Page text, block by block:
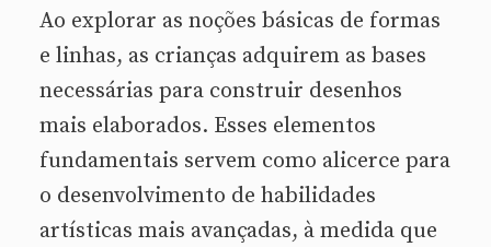
Ao explorar as noções básicas de formas
e linhas, as crianças adquirem as bases
necessárias para construir desenhos
mais elaborados. Esses elementos
fundamentais servem como alicerce para
o desenvolvimento de habilidades
artísticas mais avançadas, à medida que